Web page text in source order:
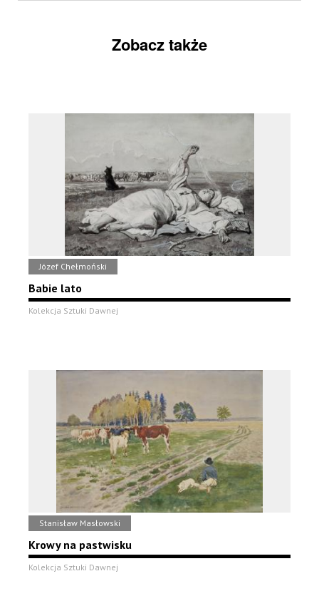
Zobacz także
Józef Chełmoński
Babie lato
Kolekcja Sztuki Dawnej
Stanisław Masłowski
Krowy na pastwisku
Kolekcja Sztuki Dawnej